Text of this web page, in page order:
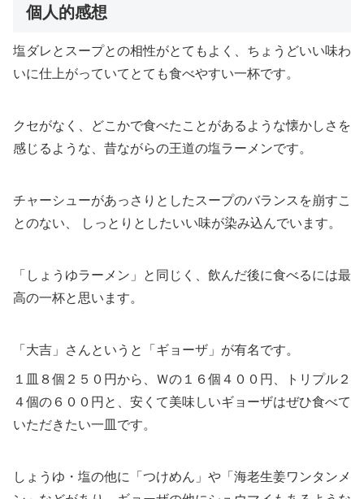
個人的感想
塩ダレとスープとの相性がとてもよく、ちょうどいい味わ
いに仕上がっていてとても食べやすい一杯です。
クセがなく、どこかで食べたことがあるような懐かしさを
感じるような、昔ながらの王道の塩ラーメンです。
チャーシューがあっさりとしたスープのバランスを崩すこ
とのない、 しっとりとしたいい味が染み込んでいます。
「しょうゆラーメン」と同じく、飲んだ後に食べるには最
高の一杯と思います。
「大吉」さんというと「ギョーザ」が有名です。
１皿８個２５０円から、Ｗの１６個４００円、トリプル２
４個の６００円と、安くて美味しいギョーザはぜひ食べて
いただきたい一皿です。
しょうゆ・塩の他に「つけめん」や「海老生姜ワンタンメ